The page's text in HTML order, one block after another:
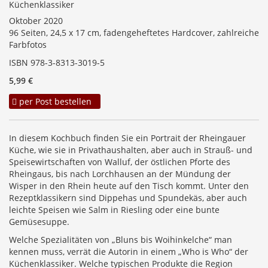
Küchenklassiker
Oktober 2020
96 Seiten, 24,5 x 17 cm, fadengeheftetes Hardcover, zahlreiche
Farbfotos
ISBN 978-3-8313-3019-5
5,99 €
per Post bestellen
In diesem Kochbuch finden Sie ein Portrait der Rheingauer
Küche, wie sie in Privathaushalten, aber auch in Strauß- und
Speisewirtschaften von Walluf, der östlichen Pforte des
Rheingaus, bis nach Lorchhausen an der Mündung der
Wisper in den Rhein heute auf den Tisch kommt. Unter den
Rezeptklassikern sind Dippehas und Spundekäs, aber auch
leichte Speisen wie Salm in Riesling oder eine bunte
Gemüsesuppe.
Welche Spezialitäten von „Bluns bis Woihinkelche“ man
kennen muss, verrät die Autorin in einem „Who is Who“ der
Küchenklassiker. Welche typischen Produkte die Region